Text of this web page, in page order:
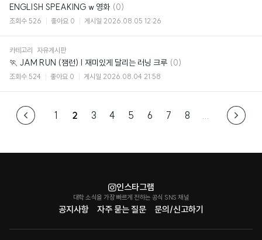
ENGLISH SPEAKING w 영화 댓
글
(0)
조회수 526 좋아요 0 게시일 2026.08.05 12:26
카테고리 자유게시판
🏃 JAM RUN (잼런) | 재미있게 달리는 러닝 크루 댓
(0)
조회수 524 좋아요 0 게시일 2026.08.04 21:58
1 2 3 4 5 6 7 8
공지사항 자주 묻는 질문 문의/신고하기
인스타그램
대학 소식을 가장 빠르게 전하는 공식 SNS 채널